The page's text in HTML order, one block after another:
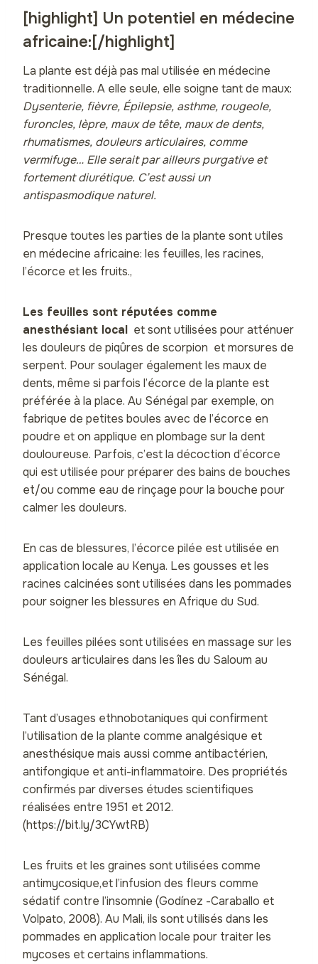
[highlight] Un potentiel en médecine
africaine:[/highlight]
La plante est déjà pas mal utilisée en médecine
traditionnelle. A elle seule, elle soigne tant de maux:
Dysenterie, fièvre, Épilepsie, asthme, rougeole,
furoncles, lèpre, maux de tête, maux de dents,
rhumatismes, douleurs articulaires, comme
vermifuge… Elle serait par ailleurs purgative et
fortement diurétique. C’est aussi un
antispasmodique naturel.
Presque toutes les parties de la plante sont utiles
en médecine africaine: les feuilles, les racines,
l’écorce et les fruits.,
Les feuilles sont réputées comme
anesthésiant local et sont utilisées pour atténuer
les douleurs de piqûres de scorpion et morsures de
serpent. Pour soulager également les maux de
dents, même si parfois l’écorce de la plante est
préférée à la place. Au Sénégal par exemple, on
fabrique de petites boules avec de l’écorce en
poudre et on applique en plombage sur la dent
douloureuse. Parfois, c’est la décoction d’écorce
qui est utilisée pour préparer des bains de bouches
et/ou comme eau de rinçage pour la bouche pour
calmer les douleurs.
En cas de blessures, l’écorce pilée est utilisée en
application locale au Kenya. Les gousses et les
racines calcinées sont utilisées dans les pommades
pour soigner les blessures en Afrique du Sud.
Les feuilles pilées sont utilisées en massage sur les
douleurs articulaires dans les îles du Saloum au
Sénégal.
Tant d’usages ethnobotaniques qui confirment
l’utilisation de la plante comme analgésique et
anesthésique mais aussi comme antibactérien,
antifongique et anti-inflammatoire. Des propriétés
confirmés par diverses études scientifiques
réalisées entre 1951 et 2012.
(https://bit.ly/3CYwtRB)
Les fruits et les graines sont utilisées comme
antimycosique,et l’infusion des fleurs comme
sédatif contre l’insomnie (Godínez -Caraballo et
Volpato, 2008). Au Mali, ils sont utilisés dans les
pommades en application locale pour traiter les
mycoses et certains inflammations.